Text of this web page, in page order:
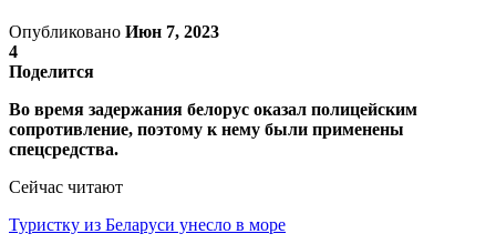
Опубликовано Июн 7, 2023
4
Поделится
Во время задержания белорус оказал полицейским
сопротивление, поэтому к нему были применены
спецсредства.
Сейчас читают
Туристку из Беларуси унесло в море